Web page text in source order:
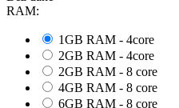
RAM:
1GB RAM - 4core
2GB RAM - 4core
2GB RAM - 8 core
4GB RAM - 8 core
6GB RAM - 8 core